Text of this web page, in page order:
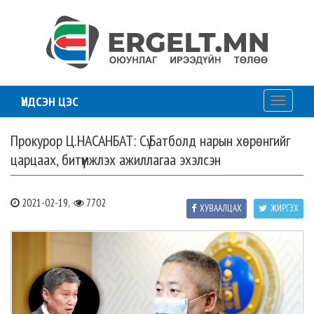
ҮНДСЭН ЦЭС
Toggle
Прокурор Ц.НАСАНБАТ: Сү.Батболд нарын хөрөнгийг
царцаах, битүүмжлэх ажиллагаа эхэлсэн
2021-02-19, 7702 ЖИРГЭХ
ХУВААЛЦАХ